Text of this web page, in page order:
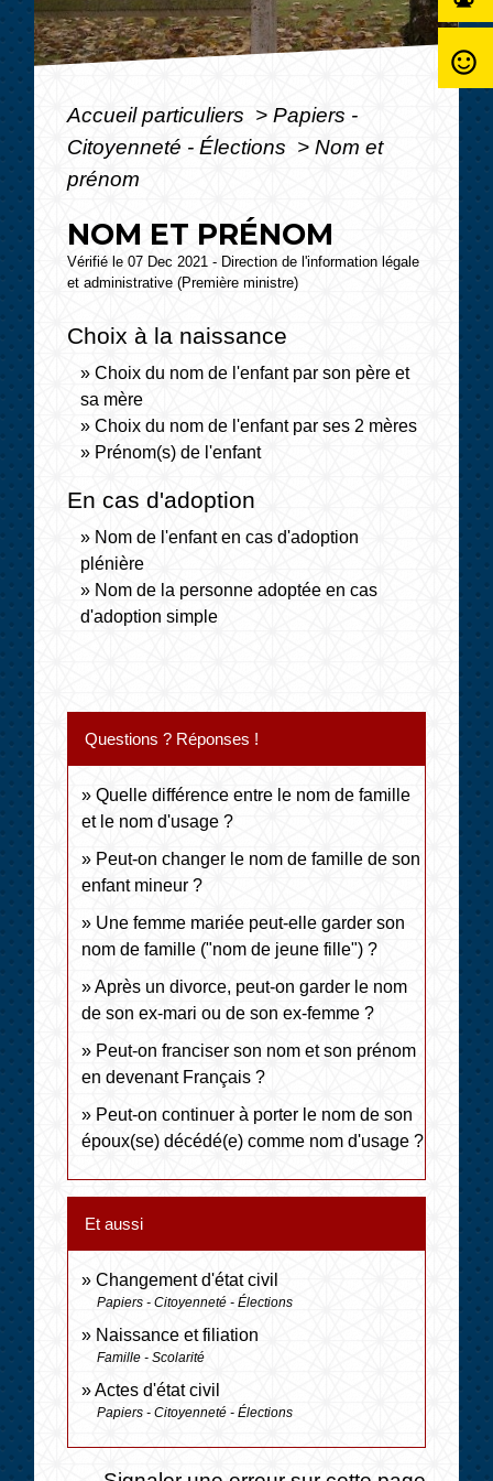
Accueil particuliers > Papiers -
Citoyenneté - Élections > Nom et
prénom
NOM ET PRÉNOM
Vérifié le 07 Dec 2021 - Direction de l'information légale
et administrative (Première ministre)
Choix à la naissance
Choix du nom de l'enfant par son père et
sa mère
Choix du nom de l'enfant par ses 2 mères
Prénom(s) de l'enfant
En cas d'adoption
Nom de l'enfant en cas d'adoption
plénière
Nom de la personne adoptée en cas
d'adoption simple
Questions ? Réponses !
Quelle différence entre le nom de famille
et le nom d'usage ?
Peut-on changer le nom de famille de son
enfant mineur ?
Une femme mariée peut-elle garder son
nom de famille ("nom de jeune fille") ?
Après un divorce, peut-on garder le nom
de son ex-mari ou de son ex-femme ?
Peut-on franciser son nom et son prénom
en devenant Français ?
Peut-on continuer à porter le nom de son
époux(se) décédé(e) comme nom d'usage ?
Et aussi
Changement d'état civil
Papiers - Citoyenneté - Élections
Naissance et filiation
Famille - Scolarité
Actes d'état civil
Papiers - Citoyenneté - Élections
sentiment_satisfied_alt